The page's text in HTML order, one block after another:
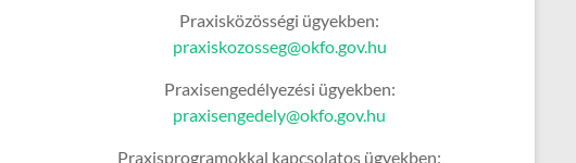
Praxisközösségi ügyekben:
praxiskozosseg@okfo.gov.hu
Praxisengedélyezési ügyekben:
praxisengedely@okfo.gov.hu
Praxisprogramokkal kapcsolatos ügyekben: